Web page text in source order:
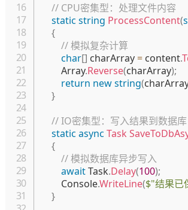
// CPU密集型：处理文件内容
static string ProcessContent(
{
// 模拟复杂计算
char[] charArray = content.
        Array
.Reverse(charArray);
return newstring(
}
// IO密集型：写入结果到数据库
static async Task
{
// 模拟数据库异步写入
await Task.Delay(100);
        Console
.WriteLine($"结果已
}